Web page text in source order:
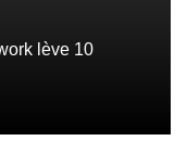
lève 10